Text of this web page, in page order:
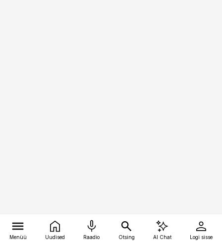
Menüü Uudised Raadio Otsing AI Chat Logi sisse